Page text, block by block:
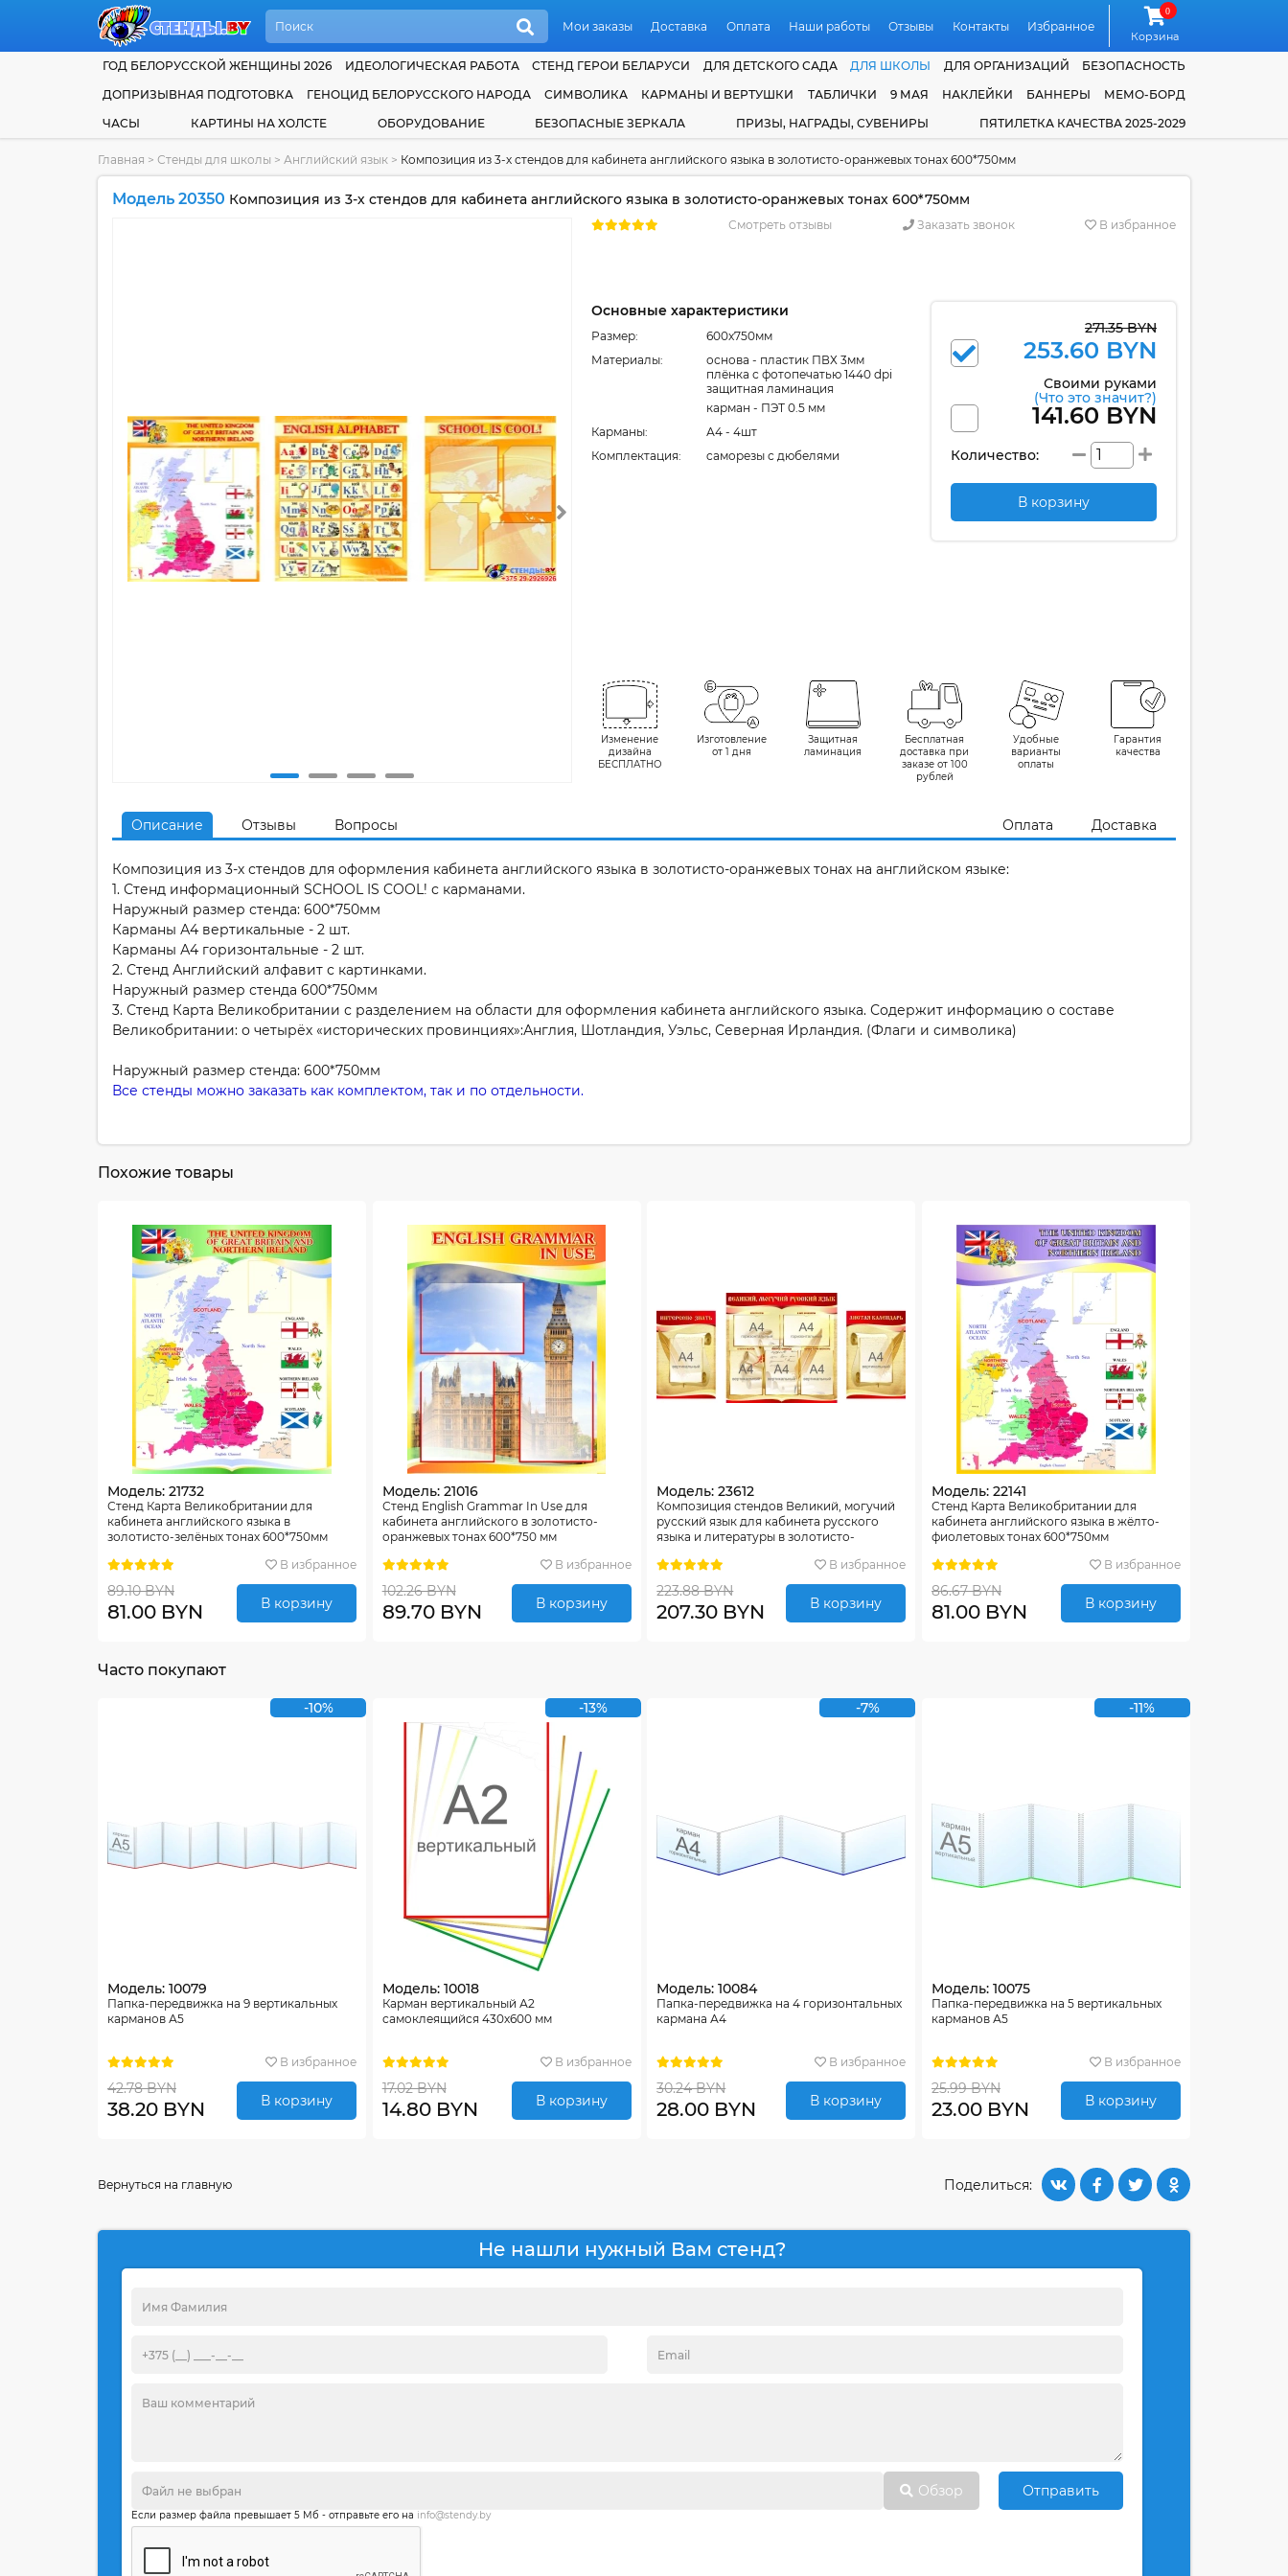
Мои заказы Доставка Оплата Наши работы Отзывы Контакты Избранное
0
Корзина
ГОД БЕЛОРУССКОЙ ЖЕНЩИНЫ 2026 ИДЕОЛОГИЧЕСКАЯ РАБОТА СТЕНД ГЕРОИ БЕЛАРУСИ ДЛЯ ДЕТСКОГО САДА ДЛЯ ШКОЛЫ ДЛЯ ОРГАНИЗАЦИЙ
БЕЗОПАСНОСТЬ
ДОПРИЗЫВНАЯ ПОДГОТОВКА
ГЕНОЦИД БЕЛОРУССКОГО НАРОДА СИМВОЛИКА КАРМАНЫ И ВЕРТУШКИ ТАБЛИЧКИ 9 МАЯ НАКЛЕЙКИ БАННЕРЫ
МЕМО-БОРД
ЧАСЫ
КАРТИНЫ НА ХОЛСТЕ ОБОРУДОВАНИЕ БЕЗОПАСНЫЕ ЗЕРКАЛА ПРИЗЫ, НАГРАДЫ, СУВЕНИРЫ ПЯТИЛЕТКА КАЧЕСТВА 2025-2029
Главная > Стенды для школы > Английский язык > Композиция из 3-х стендов для кабинета английского языка в золотисто-оранжевых тонах 600*750мм
Модель 20350 Композиция из 3-х стендов для кабинета английского языка в золотисто-оранжевых тонах 600*750мм
Смотреть отзывы Заказать звонок В избранное
Основные характеристики
Размер:
600x750мм
Материалы:
основа - пластик ПВХ 3мм
плёнка с фотопечатью 1440 dpi
защитная ламинация
карман - ПЭТ 0.5 мм
Карманы:
А4 - 4шт
Комплектация:
cаморезы с дюбелями
271.35 BYN
253.60 BYN
Своими руками
(Что это значит?)
141.60 BYN
Количество:
В корзину
Изменение
дизайна
БЕСПЛАТНО
Изготовление
от 1 дня
Защитная
ламинация
Бесплатная
доставка при
заказе от 100
рублей
Удобные
варианты
оплаты
Гарантия
качества
Описание Отзывы Вопросы Оплата Доставка
Композиция из 3-х стендов для оформления кабинета английского языка в золотисто-оранжевых тонах на английском языке:
1. Стенд информационный SCHOOL IS COOL! с карманами.
Наружный размер стенда: 600*750мм
Карманы А4 вертикальные - 2 шт.
Карманы А4 горизонтальные - 2 шт.
2. Стенд Английский алфавит с картинками.
Наружный размер стенда 600*750мм
3. Стенд Карта Великобритании с разделением на области для оформления кабинета английского языка. Содержит информацию о составе
Великобритании: о четырёх «исторических провинциях»:Англия, Шотландия, Уэльс, Северная Ирландия. (Флаги и символика)
Наружный размер стенда: 600*750мм
Все стенды можно заказать как комплектом, так и по отдельности.
Похожие товары
Модель: 21732
Стенд Карта Великобритании для
кабинета английского языка в
золотисто-зелёных тонах 600*750мм
В избранное
89.10 BYN
81.00 BYN В корзину
Модель: 21016
Стенд English Grammar In Use для
кабинета английского в золотисто-
оранжевых тонах 600*750 мм
В избранное
102.26 BYN
89.70 BYN В корзину
Модель: 23612
Композиция стендов Великий, могучий
русский язык для кабинета русского
языка и литературы в золотисто-
В избранное
223.88 BYN
207.30 BYN В корзину
Модель: 22141
Стенд Карта Великобритании для
кабинета английского языка в жёлто-
фиолетовых тонах 600*750мм
В избранное
86.67 BYN
81.00 BYN В корзину
Часто покупают
-10%
Модель: 10079
Папка-передвижка на 9 вертикальных
карманов А5
В избранное
42.78 BYN
38.20 BYN В корзину
-13%
Модель: 10018
Карман вертикальный А2
самоклеящийся 430х600 мм
В избранное
17.02 BYN
14.80 BYN В корзину
-7%
Модель: 10084
Папка-передвижка на 4 горизонтальных
кармана А4
В избранное
30.24 BYN
28.00 BYN В корзину
-11%
Модель: 10075
Папка-передвижка на 5 вертикальных
карманов А5
В избранное
25.99 BYN
23.00 BYN В корзину
Поделиться:
Вернуться на главную
Не нашли нужный Вам стенд?
Обзор Отправить
Если размер файла превышает 5 Мб - отправьте его на info@stendy.by